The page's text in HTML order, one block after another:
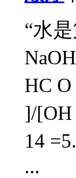
“水
HC
]/[OH
14
...